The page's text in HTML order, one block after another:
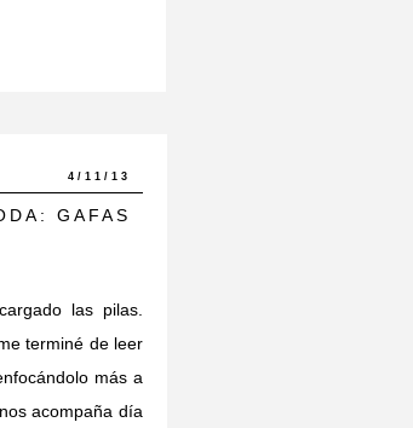
4/11/13
GAFAS
las pilas.
terminé de leer
más a
acompaña día